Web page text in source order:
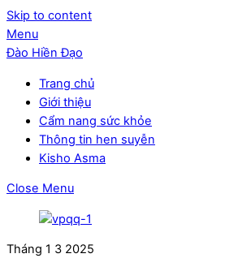
Skip to content
Menu
Đào Hiền Đạo
Trang chủ
Giới thiệu
Cẩm nang sức khỏe
Thông tin hen suyễn
Kisho Asma
Close Menu
Tháng 1 3 2025